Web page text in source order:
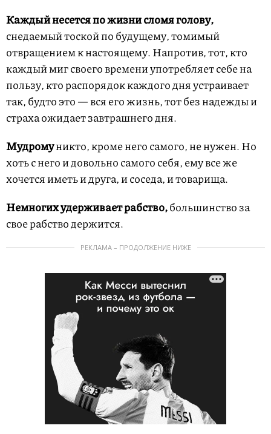
Каждый несется по жизни сломя голову,
снедаемый тоской по будущему, томимый
отвращением к настоящему. Напротив, тот, кто
каждый миг своего времени употребляет себе на
пользу, кто распорядок каждого дня устраивает
так, будто это — вся его жизнь, тот без надежды и
страха ожидает завтрашнего дня.
Мудромуникто, кроме него самого, не нужен. Но
хоть с него и довольно самого себя, ему все же
хочется иметь и друга, и соседа, и товарища.
Немногих удерживает рабство,большинство за
свое рабство держится.
РЕКЛАМА – ПРОДОЛЖЕНИЕ НИЖЕ